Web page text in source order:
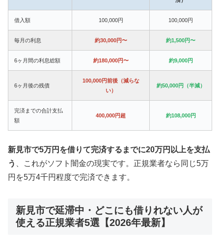
借入額 100,000円 100,000円
毎月の利息 約30,000円〜 約1,500円〜
6ヶ月間の利息総額 約180,000円〜 約9,000円
6ヶ月後の残債
100,000円前後（減らな
い）
約50,000円（半減）
完済までの合計支払
額
400,000円超 約108,000円
新見市で5万円を借りて完済するまでに20万円以上を支払
う
、これがソフト闇金の現実です。正規業者なら同じ5万
円を5万4千円程度で完済できます。
新見市で延滞中・どこにも借りれない人が
使える正規業者5選【2026年最新】